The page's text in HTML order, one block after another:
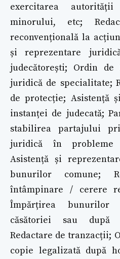
exercitarea
minorului, etc;
reconvențională la
și reprezentare
judecătorești; Ordin de
juridică de specialitate;
de protecție; Asistență
instanței de judecată;
stabilirea partajului
juridică în probleme
Asistență și
bunurilor comune;
întâmpinare / cerere
Împărțirea
căsătoriei sau după
Redactare de tranzacții;
copie legalizată după